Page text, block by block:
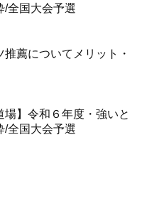
/全国大会予選
推薦についてメリット・
場】令和６年度・強いと
/全国大会予選